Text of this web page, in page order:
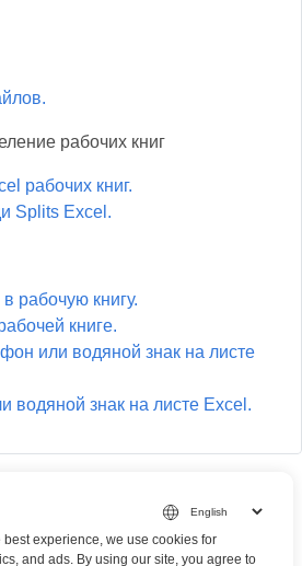
рабочих книг
рабочих книг.
Splits Excel.
рабочую книгу.
книге.
или водяной знак на листе
водяной знак на листе Excel.
best experience, we use cookies for
and ads. By using our site, you agree to